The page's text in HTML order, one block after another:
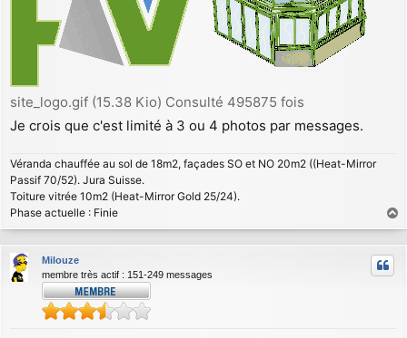
site_logo.gif (15.38 Kio) Consulté 495875 fois
Je crois que c'est limité à 3 ou 4 photos par messages.
Véranda chauffée au sol de 18m2, façades SO et NO 20m2 ((Heat-Mirror
Passif 70/52). Jura Suisse.
Toiture vitrée 10m2 (Heat-Mirror Gold 25/24).
Phase actuelle : Finie
a
u
Milouze
membre très actif : 151-249 messages